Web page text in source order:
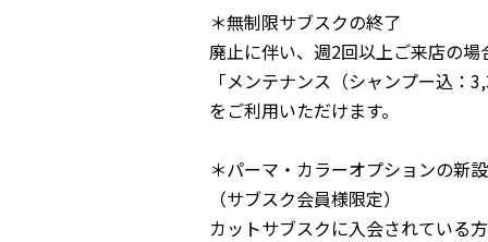
＊無制限サブスクの終了
廃止に伴い、週2回以上ご来店の
「メンテナンス（シャンプー込：
をご利用いただけます。
＊パーマ・カラーオプションの新設
（サブスク会員様限定）
カットサブスクに入会されている